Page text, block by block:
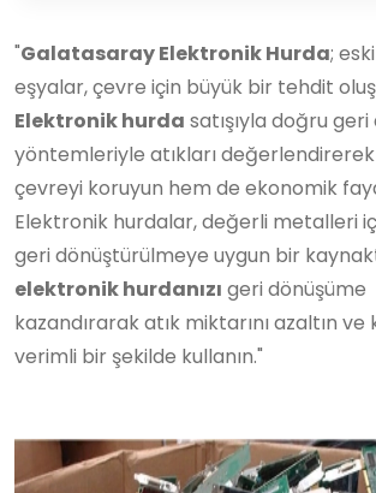
"Galatasaray Elektronik Hurda;
eşyalar, çevre için büyük bir tehdit
Elektronik hurda satışıyla doğru
yöntemleriyle atıkları
çevreyi koruyun hem de ekonomik
Elektronik hurdalar, değerli metalleri
geri dönüştürülmeye uygun bir
elektronik hurdanızı geri dönüşüme
kazandırarak atık miktarını azaltın ve
verimli bir şekilde kullanın."